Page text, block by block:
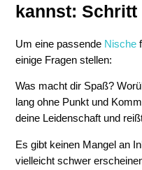
kannst: Schritt
Um eine passende Nische
einige Fragen stellen:
Was macht dir Spaß?
lang ohne Punkt und
deine Leidenschaft und
Es gibt keinen Mangel an
vielleicht schwer